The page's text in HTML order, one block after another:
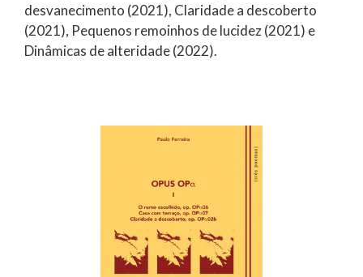
desvanecimento (2021), Claridade a descoberto
(2021), Pequenos remoinhos de lucidez (2021) e
Dinâmicas de alteridade (2022).